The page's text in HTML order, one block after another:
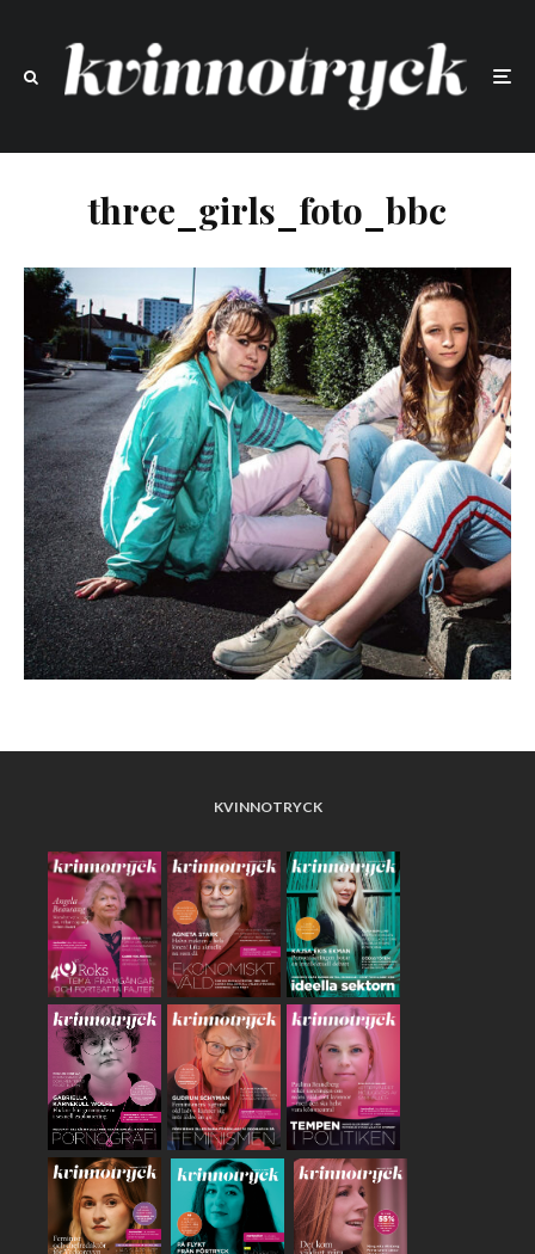
three_girls_foto_bbc
KVINNOTRYCK